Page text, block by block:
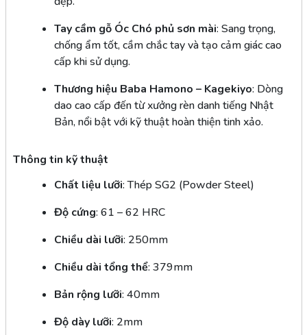
Tay cầm gỗ Óc Chó phủ sơn mài: Sang trọng,
chống ẩm tốt, cầm chắc tay và tạo cảm giác cao
cấp khi sử dụng.
Thương hiệu Baba Hamono – Kagekiyo: Dòng
dao cao cấp đến từ xưởng rèn danh tiếng Nhật
Bản, nổi bật với kỹ thuật hoàn thiện tinh xảo.
Thông tin kỹ thuật
Chất liệu lưỡi: Thép SG2 (Powder Steel)
Độ cứng: 61 – 62 HRC
Chiều dài lưỡi: 250mm
Chiều dài tổng thể: 379mm
Bản rộng lưỡi: 40mm
Độ dày lưỡi: 2mm